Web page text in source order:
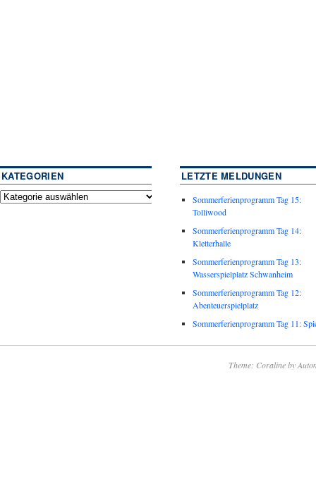
KATEGORIEN LETZTE MELDUNGEN
Sommerferienprogramm Tag 15:
Tolliwood
Sommerferienprogramm Tag 14:
Kletterhalle
Sommerferienprogramm Tag 13:
Wasserspielplatz Schwanheim
Sommerferienprogramm Tag 12:
Abenteuerspielplatz
Sommerferienprogramm Tag 11:
Theme: Coraline by